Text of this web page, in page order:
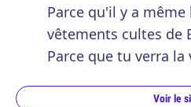
Parce qu'il y a
vêtements cultes de
Parce que tu verra la
Voir le